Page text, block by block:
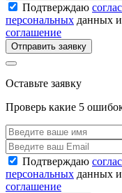
Подтверждаю
персональных данных
соглашение
Отправить заявку
Оставьте заявку
Проверь какие 5
Подтверждаю
персональных данных
соглашение